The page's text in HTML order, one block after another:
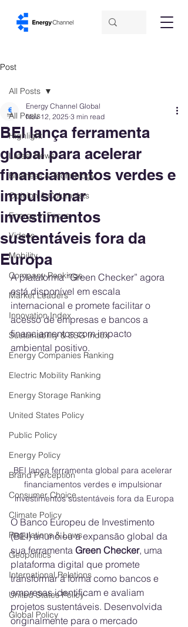
Post
All Posts
Highlight
Latest News
Business & Technology
Opinion & Columnists
Energy in Focus
Videos
Mobility
Company Rankings
Market Leaders
Innovation Index
Sustainability & ESG Index
Energy Companies Ranking
Electric Mobility Ranking
Energy Storage Ranking
United States Policy
Public Policy
Energy Policy
Brand Perception
Consumer Choice
Climate Policy
Regulations & Laws
Geopolitics
International Relations
United States Policy
Global Policy
All Posts
BEI lança ferramenta
global para acelerar
financiamentos verdes e
impulsionar
investimentos
sustentáveis fora da
Europa
Energy Channel Global
Nov 12, 2025 3 min read
A plataforma “Green Checker” agora
está disponível em escala
internacional e promete facilitar o
acesso de empresas e bancos a
financiamentos com impacto
ambiental positivo.
BEI lança ferramenta global para acelerar
financiamentos verdes e impulsionar
investimentos sustentáveis fora da Europa
O Banco Europeu de Investimento
(BEI) anunciou a expansão global da
sua ferramenta Green Checker, uma
plataforma digital que promete
transformar a forma como bancos e
empresas identificam e avaliam
projetos sustentáveis. Desenvolvida
originalmente para o mercado